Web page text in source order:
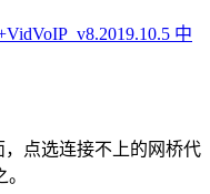
点选连接不上的网桥代